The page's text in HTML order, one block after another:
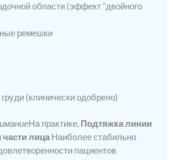
области (эффект “двойного
ремешки
(клинически одобрено)
На практике, Подтяжка линии
лица Наиболее стабильно
пациентов